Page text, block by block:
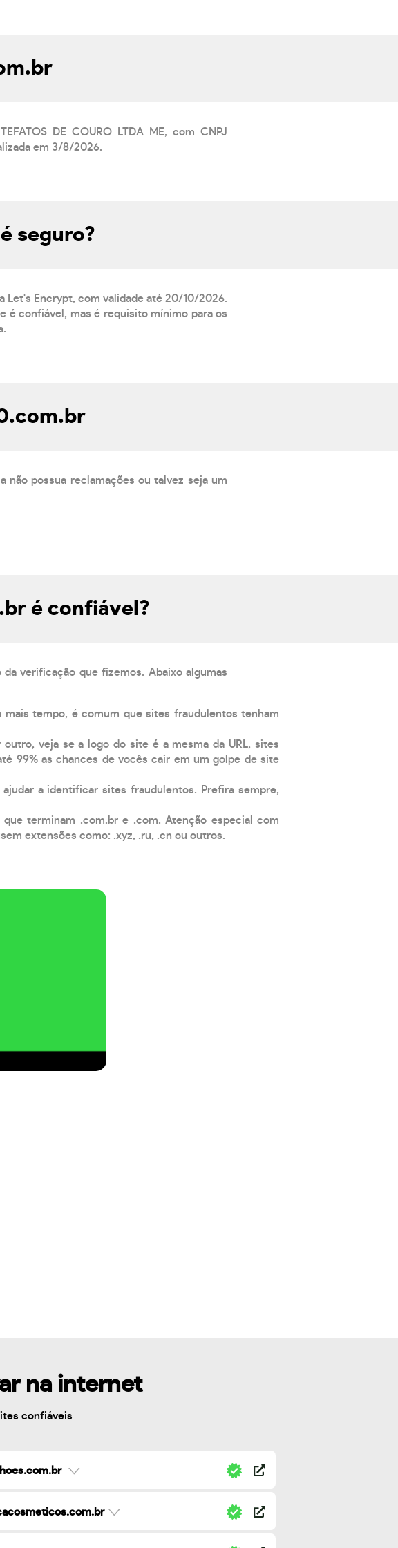
DE COURO LTDA ME, com CNPJ
em 3/8/2026.
seguro?
Let's Encrypt, com validade até 20/10/2026.
é confiável, mas é requisito mínimo para os
não possua reclamações ou talvez seja um
é confiável?
verificação que fizemos. Abaixo algumas
tempo, é comum que sites fraudulentos tenham
veja se a logo do site é a mesma da URL, sites
99% as chances de vocês cair em um golpe de site
a identificar sites fraudulentos. Prefira sempre,
terminam .com.br e .com. Atenção especial com
extensões como: .xyz, .ru, .cn ou outros.
na internet
confiáveis